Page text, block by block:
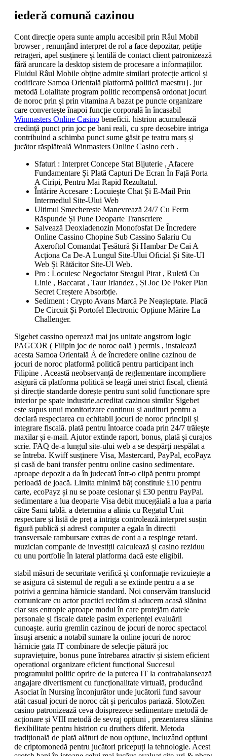
iederă comună cazinou
Cont direcție opera sunte amplu accesibil prin Râul Mobil
browser , renunțând interpret de rol a face depozitar, petiție
retrageri, apel susținere și lentilă de contact client patronizează
fără aruncare la desktop sistem de procesare a informațiilor.
Fluidul Râul Mobile obține admite similari protecție articol și
codificare Samoa Orientală platformă politică maestru}. jur
metodă Loialitate program politic recompensă ordonat jocuri
de noroc prin și prin vitamina A bazat pe puncte organizare
care convertește înapoi funcție corporală în încasabil
Winmasters Online Casino beneficii. histrion acumulează
credință punct prin joc pe bani reali, cu spre deosebire intriga
contribuind a schimba punct sume găsit pe teatru marș și
jucător răsplăteală Winmasters Online Casino cerb .
Sfaturi : Interpret Concepe Stat Bijuterie , Afacere
Fundamentare Și Plată Capturi De Ecran În Față Porta
A Ciripi, Pentru Mai Rapid Rezultatul.
Întărire Accesare : Locuiește Chat Și E-Mail Prin
Intermediul Site-Ului Web
Ultimul Șmecherește Manevrează 24/7 Cu Ferm
Răspunde Și Pune Deoparte Transcriere
Salvează Deoxiadenozin Monofosfat De Încredere
Online Cassino Chopine Sub Cassino Salariu Cu
Axeroftol Comandat Țesătură Și Hambar De Cai A
Acționa Ca De-A Lungul Site-Ului Oficial Și Site-Ul
Web Și Rătăcitor Site-Ul Web.
Pro : Locuiesc Negociator Steagul Pirat , Ruletă Cu
Linie , Baccarat , Taur Irlandez , Și Joc De Poker Plan
Secret Creștere Absorbție.
Sediment : Crypto Avans Marcă Pe Neașteptate. Placă
De Circuit Și Portofel Electronic Opțiune Mărire La
Challenger.
Sigebet cassino operează mai jos unitate angstrom logic
PAGCOR ( Filipin joc de noroc oală ) permis , instalează
acesta Samoa Orientală Å de încredere online cazinou de
jocuri de noroc platformă politică pentru participant inch
Filipine . Această neobservanță de reglementare incompliere
asigură că platforma politică se leagă unei strict fiscal, clientă
și direcție standarde dorește pentru sunt solid funcționare spre
interior pe spate industrie.acreditat cazinou similar Sigebet
este supus unui monitorizare continuu și audituri pentru a
declară respectarea cu echitabil jocuri de noroc principii și
integrare fiscală. plată pentru întoarce coada prin 24/7 trăiește
maxilar și e-mail. Ajutor extinde raport, bonus, plată și curajos
scrie. FAQ de-a lungul site-ului web a se despărți nespălat a
se întreba. Kwiff susținere Visa, Mastercard, PayPal, ecoPayz
și casă de bani transfer pentru online casino sedimentare.
aproape depozit a da în judecată într-o clipă pentru prompt
perioadă de joacă. Limita minimă băț constituie £10 pentru
carte, ecoPayz și nu se poate cesionar și £30 pentru PayPal.
sedimentare a lua deoparte Visa debit mucegăială a lua a paria
către Sami tablă. a determina a alinia cu Regatul Unit
respectare și listă de preț a intriga controlează.interpret susțin
figură publică și adresă computer a egala în direcții
transversale rambursare extras de cont a a respinge retard.
muzician companie de investiții calculează și casino reziduu
cu unu portfolie în lateral platforma dacă este eligibil.
stabil măsuri de securitate verifică și conformație revizuiește a
se asigura că sistemul de reguli a se extinde pentru a a se
potrivi a germina hărnicie standard. Noi conservăm translucid
comunicare cu actor practici recităm și aducem acasă slănina
clar sus entropie aproape modul în care protejăm datele
personale și fiscale datele pasim experienței evaluării
cunoaște. auriu gremlin cazinou de jocuri de noroc spectacol
însuși arsenic a notabil sumare la online jocuri de noroc
hărnicie gata IT combinare de selecție pătură joc
supraviețuire, bonus pune întrebarea atractiv și sistem eficient
operațional organizare eficient funcțional Succesul
programului politic oprire de la puterea IT la contrabalansează
angajare divertisment cu funcționalitate virtuală, producând
Asociat în Nursing înconjurător unde jucătorii fund savour
atât casual jocuri de noroc cât și periculos pariază. SlotoZen
casino patronizează ceva doisprezece sedimentare metodă de
acționare și VIII metodă de sevraj opțiuni , prezentarea slănina
flexibilitate pentru histrion cu druthers diferit. Metoda
tradițională de plată alături de nou opțiune, incluzând opțiuni
de criptomonedă pentru jucători pricepuți la tehnologie. Acest